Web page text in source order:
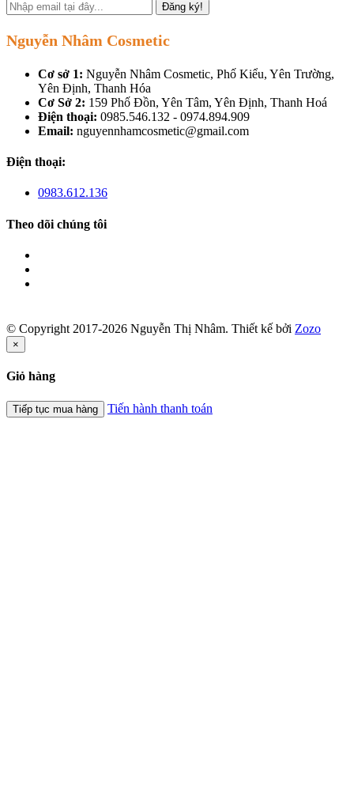
Đăng ký!
Nguyễn Nhâm Cosmetic
Cơ sở 1: Nguyễn Nhâm Cosmetic, Phố Kiểu, Yên Trường,
Yên Định, Thanh Hóa
Cơ Sở 2: 159 Phố Đồn, Yên Tâm, Yên Định, Thanh Hoá
Điện thoại: 0985.546.132 - 0974.894.909
Email: nguyennhamcosmetic@gmail.com
Điện thoại:
0983.612.136
Theo dõi chúng tôi
© Copyright 2017-2026 Nguyễn Thị Nhâm. Thiết kế bởi Zozo
×
Giỏ hàng
Tiếp tục mua hàng Tiến hành thanh toán